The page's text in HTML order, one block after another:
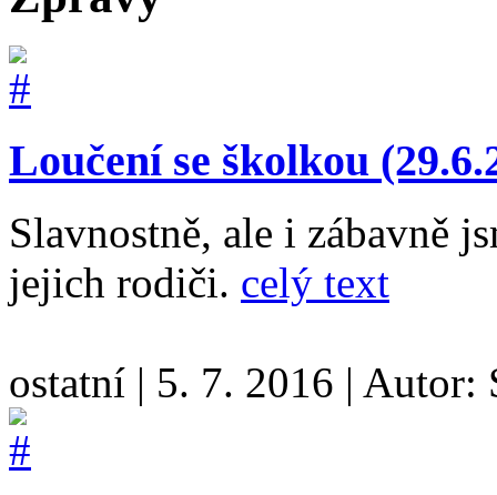
Loučení se školkou
Slavnostně, ale i zábavně
jejich rodiči. celý text
ostatní | 5. 7. 2016 | Autor: